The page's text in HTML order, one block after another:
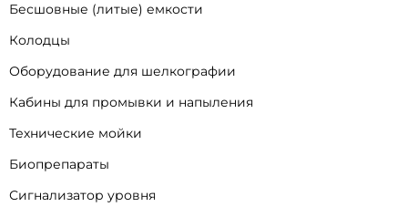
Бесшовные (литые) емкости
Колодцы
Оборудование для шелкографии
Кабины для промывки и напыления
Технические мойки
Биопрепараты
Сигнализатор уровня